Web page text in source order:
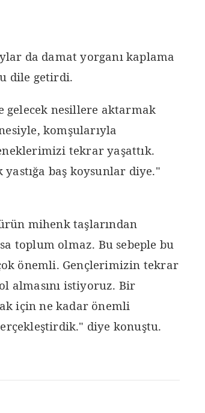
da damat yorganı kaplama
dile getirdi.
nesillere aktarmak
komşularıyla
tekrar yaşattık.
yastığa baş koysunlar diye."
mihenk taşlarından
toplum olmaz. Bu sebeple bu
önemli. Gençlerimizin tekrar
almasını istiyoruz. Bir
için ne kadar önemli
diye konuştu.